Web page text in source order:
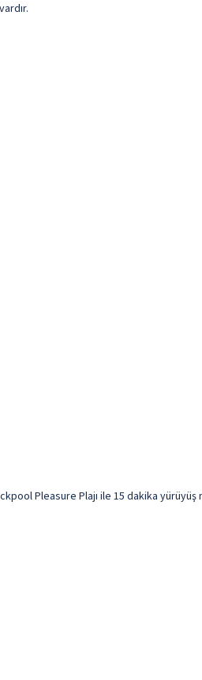
Pleasure Plajı ile 15 dakika